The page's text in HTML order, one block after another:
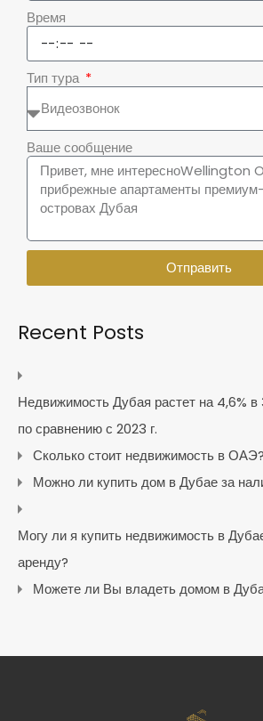
Время
Тип тура
Ваше сообщение
Отправить
Recent Posts
Недвижимость Дубая растет на 4,6% в
по сравнению с 2023 г.
Сколько стоит недвижимость в ОАЭ?
Можно ли купить дом в Дубае за
Могу ли я купить недвижимость в
аренду?
Можете ли Вы владеть домом в